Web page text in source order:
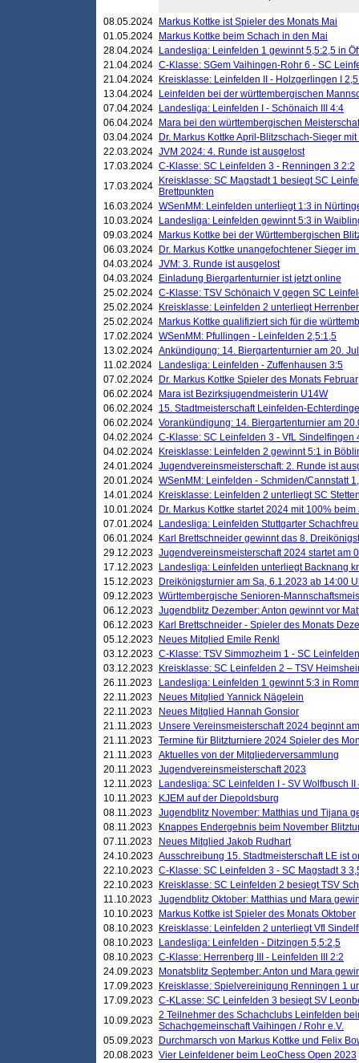
08.05.2024
Markus Kottke ist Spieler des Monats Mai
01.05.2024
Markus Kottke beim Schach in den Mai
28.04.2024
Landesliga: Leinfelden 1 gewinnt 5,5:2,5 in
21.04.2024 C-Klasse: SGem Vaihingen-Rohr 6 - SC
21.04.2024
Kreisklasse: Leinfelden II - Holzgerlingen I
13.04.2024
Leinfelden bei der württembergischen
07.04.2024
Landesliga: Leinfelden I - Schönaich III 4:4
06.04.2024
Mara bei den württembergischen
03.04.2024
Dr. Markus Kottke April-Blitzschach-Sieger
22.03.2024 JVM 2024: 4. Runde ist ausgelost
17.03.2024 C-Klasse: SC Leinfelden 3 - Renningen 3 2:2
17.03.2024
Kreisklasse: SC Magstadt 1 besiegt SC
Brettpunkten
16.03.2024 WSenMM: Leinfelden unterliegt 1:3 in
10.03.2024
Landesliga: Leinfelden gewinnt 5:3 in
09.03.2024
Markus Kottke bei der Württembergischen
06.03.2024
Dr. Markus Kottke unangefochtener Sieger
04.03.2024 JVM: 3. Runde ist ausgelost
04.03.2024
Einladung Biergartenturnier ist jetzt online
25.02.2024 C-Klasse: TSV Schönaich V gegen SC
25.02.2024
Kreisklasse: Leinfelden 2 unterliegt
25.02.2024
Markus Kottke qualifiziert sich für die
17.02.2024 WSenMM: Pfullingen - Leinfelden 2,5:1,5
13.02.2024 Ankündigung: 14. Biergartenturnier am 20.
11.02.2024
Landesliga: Leinfelden - Zuffenhausen 3:5
07.02.2024
Dr. Markus Kottke Spieler des Monats Februar
06.02.2024
Mara ist Bezirksjugendmeisterin U14W
06.02.2024 15. Stadtmeisterschaft Leinfelden-
06.02.2024 Vorankündigung: 14. Biergartenturnier am
04.02.2024 C-Klasse: SC Leinfelden 3 - VfL Sindelfingen
04.02.2024
Kreisklasse: Leinfelden 2 gewinnt 5:1 in
24.01.2024 Jugendvereinsmeisterschaft: 2. Runde ist
20.01.2024 WSenMM: Leinfelden - Schmiden/Cannstatt
14.01.2024
Kreisklasse: Leinfelden 2 unterliegt SC
10.01.2024
Dr. Markus Kottke startet 2024 mit 100%
07.01.2024
Landesliga: Leinfelden Stuttgarter
06.01.2024
Karl Brettschneider gewinnt das 8.
29.12.2023 Jugendvereinsmeisterschaft 2024 startet am
17.12.2023
Landesliga: Leinfelden unterliegt Backnang
15.12.2023
Dreikönigsturnier am Sa, 6.1.2023 ab 14:00
09.12.2023 Württembergische Senioren-
06.12.2023 Jugendblitz Dezember: Anton gewinnt vor
06.12.2023
Karl Brettschneider - Spieler des Monats
05.12.2023
Neues Mitglied Emile Renkl
03.12.2023 C-Klasse: TSV Simmozheim 1 - SC
03.12.2023
Kreisklasse: SC Leinfelden 2 – TSV
26.11.2023
Landesliga: Leinfelden 1 gewinnt 5:3 in
22.11.2023
Neues Mitglied Yannick Nägelein
22.11.2023
Neues Mitglied Hannah Gonsior
21.11.2023
Unsere Vereinsmeisterschaft 2024 beginnt
21.11.2023 Termine für Blitzturniere 2024 Spieler des
21.11.2023 Aktuelles von der Mitgliederversammlung
20.11.2023 Jugendvereinsmeisterschaft 2023
12.11.2023
Landesliga: SC Leinfelden I - SV Wolfbusch II
10.11.2023
KJEM auf der Diepoldsburg
08.11.2023 Jugendblitz November: Matthias und Tijana
08.11.2023
Knappes Endergebnis beim November
07.11.2023
Neues Mitglied Jakob Rudhart
24.10.2023 Ausschreibung 15. Stadtmeisterschaft LE ist
22.10.2023 C-Klasse: SC Leinfelden 3 - SC Magstadt 3
22.10.2023
Kreisklasse: SC Leinfelden 2 besiegt TSV
11.10.2023 Jugendblitz Oktober: Matthias und Mara
10.10.2023
Markus Kottke ist Spieler des Monats Oktober
08.10.2023
Kreisklasse: Leinfelden 2 unterliegt Vfl
08.10.2023
Landesliga: Leinfelden - Ditzingen 5,5:2,5
08.10.2023 C-Klasse: Herrenberg III - Leinfelden III 2:2
24.09.2023
Monatsblitz September: Anton und Mara
17.09.2023
Kreisklasse: Spielvereinigung Renningen 1
17.09.2023 C-KLasse: SC Leinfelden 3 besiegt SV
10.09.2023 2 Teilnehmer des Schachclubs Leinfelden
Schachgemeinschaft Vaihingen / Rohr e.V.
05.09.2023
Durchmarsch von Markus Kottke und Felix
20.08.2023 Vier Leinfeldener beim LeoChess Open 2023